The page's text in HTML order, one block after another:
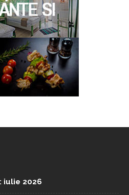
iulie 2026